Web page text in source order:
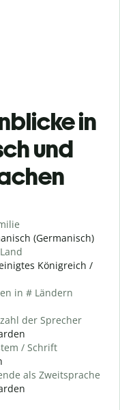
in
und
(Germanisch)
Königreich /
in # Ländern
der Sprecher
/ Schrift
als Zweitsprache